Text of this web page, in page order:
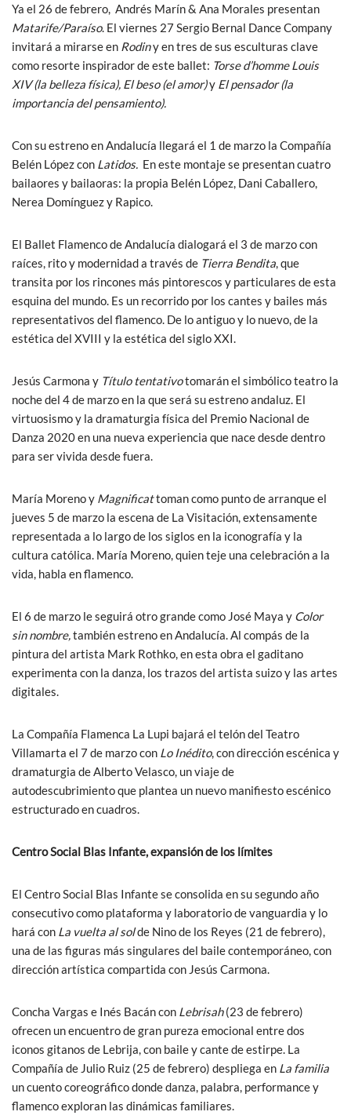
Ya el 26 de febrero, Andrés Marín & Ana Morales presentan
Matarife/Paraíso. El viernes 27 Sergio Bernal Dance Company
invitará a mirarse en Rodiny en tres de sus esculturas clave
como resorte inspirador de este ballet: Torse d’homme Louis
XIV (la belleza física), El beso (el amor)y El pensador (la
importancia del pensamiento).
Con su estreno en Andalucía llegará el 1 de marzo la Compañía
Belén López con Latidos. En este montaje se presentan cuatro
bailaores y bailaoras: la propia Belén López, Dani Caballero,
Nerea Domínguez y Rapico.
El Ballet Flamenco de Andalucía dialogará el 3 de marzo con
raíces, rito y modernidad a través de Tierra Bendita, que
transita por los rincones más pintorescos y particulares de esta
esquina del mundo. Es un recorrido por los cantes y bailes más
representativos del flamenco. De lo antiguo y lo nuevo, de la
estética del XVIII y la estética del siglo XXI.
Jesús Carmona y Título tentativotomarán el simbólico teatro la
noche del 4 de marzo en la que será su estreno andaluz. El
virtuosismo y la dramaturgia física del Premio Nacional de
Danza 2020 en una nueva experiencia que nace desde dentro
para ser vivida desde fuera.
María Moreno y Magnificattoman como punto de arranque el
jueves 5 de marzo la escena de La Visitación, extensamente
representada a lo largo de los siglos en la iconografía y la
cultura católica. María Moreno, quien teje una celebración a la
vida, habla en flamenco.
El 6 de marzo le seguirá otro grande como José Maya y Color
sin nombre,también estreno en Andalucía. Al compás de la
pintura del artista Mark Rothko, en esta obra el gaditano
experimenta con la danza, los trazos del artista suizo y las artes
digitales.
La Compañía Flamenca La Lupi bajará el telón del Teatro
Villamarta el 7 de marzo con Lo Inédito, con dirección escénica y
dramaturgia de Alberto Velasco, un viaje de
autodescubrimiento que plantea un nuevo manifiesto escénico
estructurado en cuadros.
Centro Social Blas Infante, expansión de los límites
El Centro Social Blas Infante se consolida en su segundo año
consecutivo como plataforma y laboratorio de vanguardia y lo
hará con La vuelta al solde Nino de los Reyes (21 de febrero),
una de las figuras más singulares del baile contemporáneo, con
dirección artística compartida con Jesús Carmona.
Concha Vargas e Inés Bacán con Lebrisah(23 de febrero)
ofrecen un encuentro de gran pureza emocional entre dos
iconos gitanos de Lebrija, con baile y cante de estirpe. La
Compañía de Julio Ruiz (25 de febrero) despliega en La familia
un cuento coreográfico donde danza, palabra, performance y
flamenco exploran las dinámicas familiares.